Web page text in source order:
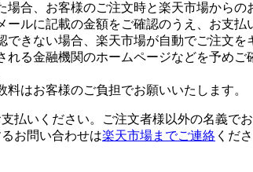
場合、お客様のご注文時と楽天市場から
ールに記載の金額をご確認のうえ、お支払
できない場合、楽天市場が自動でご注文を
れる金融機関のホームページなどを予め
はお客様のご負担でお願いいたします。
払いください。ご注文者様以外の名義で
お問い合わせは楽天市場までご連絡 くださ